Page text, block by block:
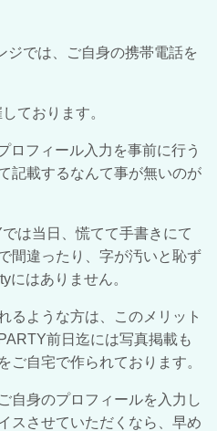
ジでは、ご自身の携帯電話を
ております。
ロフィール入力を事前に行う
記載するなんて事が無いのが
では当日、慌てて手書きにて
間違ったり、字が汚いと恥ず
にはありません。
るような方は、このメリット
PARTY前日迄には写真掲載も
ご自宅で作られております。
自身のプロフィールを入力し
スさせていただくなら、早め